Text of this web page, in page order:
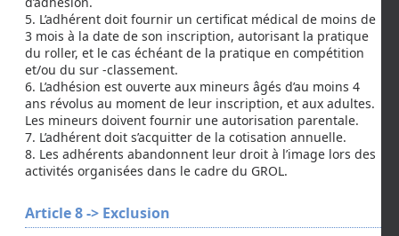
5. L’adhérent doit fournir un certificat médical de moins de
3 mois à la date de son inscription, autorisant la pratique
du roller, et le cas échéant de la pratique en compétition
et/ou du sur -classement.
6. L’adhésion est ouverte aux mineurs âgés d’au moins 4
ans révolus au moment de leur inscription, et aux adultes.
Les mineurs doivent fournir une autorisation parentale.
7. L’adhérent doit s’acquitter de la cotisation annuelle.
8. Les adhérents abandonnent leur droit à l’image lors des
activités organisées dans le cadre du GROL.
Article 8 -> Exclusion